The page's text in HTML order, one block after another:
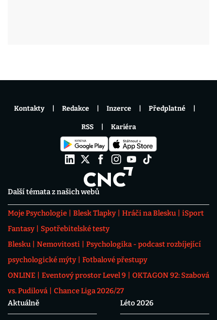
Další témata z našich webů
Moje Psychologie Blesk Tlapky Hráči na Blesku
iSport
Fantasy
Spotřebitelské testy
Blesku
Nemovitosti
Psychologika - podcast rozbíjející
psychologické mýty
Fotbalové přestupy
ONLINE
Eventový prostor Level 9
OKTAGON 92: Szabová
vs. Pudilová
Chance Liga 2026/27
Aktuálně
Léto 2026
Kontakty Redakce Inzerce Předplatné
RSS Kariéra